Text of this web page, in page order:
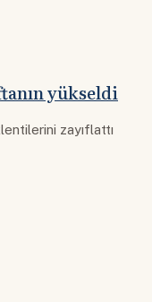
yükseldi
zayıflattı